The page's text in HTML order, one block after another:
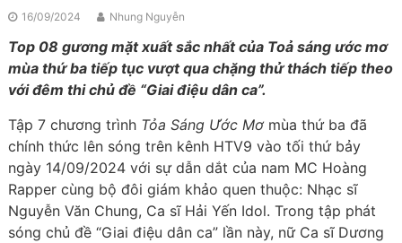
16/09/2024 Nhung Nguyễn
Top 08 gương mặt xuất sắc nhất của Toả sáng ước mơ
mùa thứ ba tiếp tục vượt qua chặng thử thách tiếp theo
với đêm thi chủ đề “Giai điệu dân ca”.
Tập 7 chương trình Tỏa Sáng Ước Mơmùa thứ ba đã
chính thức lên sóng trên kênh HTV9 vào tối thứ bảy
ngày 14/09/2024 với sự dẫn dắt của nam MC Hoàng
Rapper cùng bộ đôi giám khảo quen thuộc: Nhạc sĩ
Nguyễn Văn Chung, Ca sĩ Hải Yến Idol. Trong tập phát
sóng chủ đề “Giai điệu dân ca” lần này, nữ Ca sĩ Dương